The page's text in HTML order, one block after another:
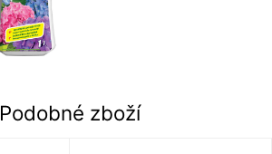
Podobné zboží